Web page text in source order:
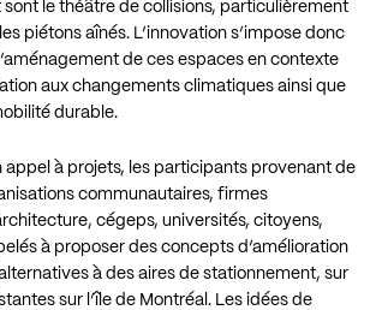
sont le théâtre de collisions, particulièrement
piétons aînés. L’innovation s’impose donc
de ces espaces en contexte
aux changements climatiques ainsi que
durable.
appel à projets, les participants provenant de
communautaires, firmes
cégeps, universités, citoyens,
à proposer des concepts d’amélioration
à des aires de stationnement, sur
sur l’île de Montréal. Les idées de